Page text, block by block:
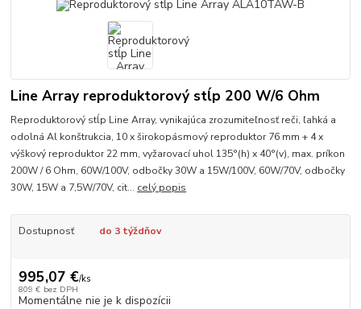
Line Array reproduktorový stĺp 200 W/6 Ohm
Reproduktorový stĺp Line Array, vynikajúca zrozumiteľnosť reči, ľahká a
odolná Al konštrukcia, 10 x širokopásmový reproduktor 76 mm + 4 x
výškový reproduktor 22 mm, vyžarovací uhol 135°(h) x 40°(v), max. príkon
200W / 6 Ohm, 60W/100V, odbočky 30W a 15W/100V, 60W/70V, odbočky
30W, 15W a 7,5W/70V, cit... celý popis
Dostupnosť do 3 týždňov
995,07 €/ks
809 € bez DPH
Momentálne nie je k dispozícii